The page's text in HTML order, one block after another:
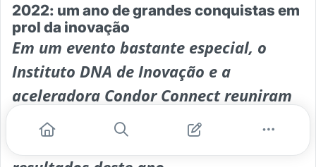
2022: um ano de grandes conquistas em
prol da inovação
Em um evento bastante especial, o
Instituto DNA de Inovação e a
aceleradora Condor Connect reuniram
importantes nomes do ecossistema e
apresentaram os desafios, também os